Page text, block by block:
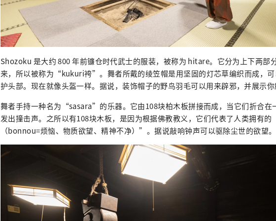
Shozoku 是大约 800 年前镰仓时代武士的服装，被称为 hitare。它分为上下两部
来，所以被称为“kukuri袴”。舞者所戴的绫笠帽是用坚固的灯芯草编织而成，
护头部。现在就像头盔一样。据说，装饰帽子的野鸟羽毛可以用来辟邪，并展示你
舞者手持一种名为“sasara”的乐器。它由108块柏木板拼接而成，当它们折合在
发出撞击声。之所以有108块木板，是因为根据佛教教义，它们代表了人类拥有
（bonnou=烦恼、物质欲望、精神不净）”。据说敲响钟声可以驱除尘世的欲望。